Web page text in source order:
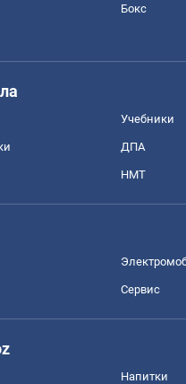
Бокс
Учебники
ДПА
НМТ
Сервис
Напитки